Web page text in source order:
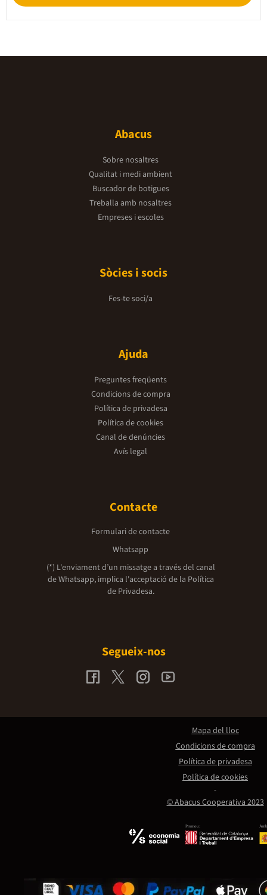
Abacus
Sobre nosaltres
Qualitat i medi ambient
Buscador de botigues
Treballa amb nosaltres
Empreses i escoles
Sòcies i socis
Fes-te soci/a
Ajuda
Preguntes freqüents
Condicions de compra
Política de privadesa
Política de cookies
Canal de denúncies
Avís legal
Contacte
Formulari de contacte
Whatsapp
(*) L'enviament d’un missatge a través del canal
de Whatsapp, implica l'acceptació de la Política
de Privadesa.
Segueix-nos
Promou:
© Abacus Cooperativa 2023
Mapa del lloc
Condicions de compra
Política de privadesa
Política de cookies